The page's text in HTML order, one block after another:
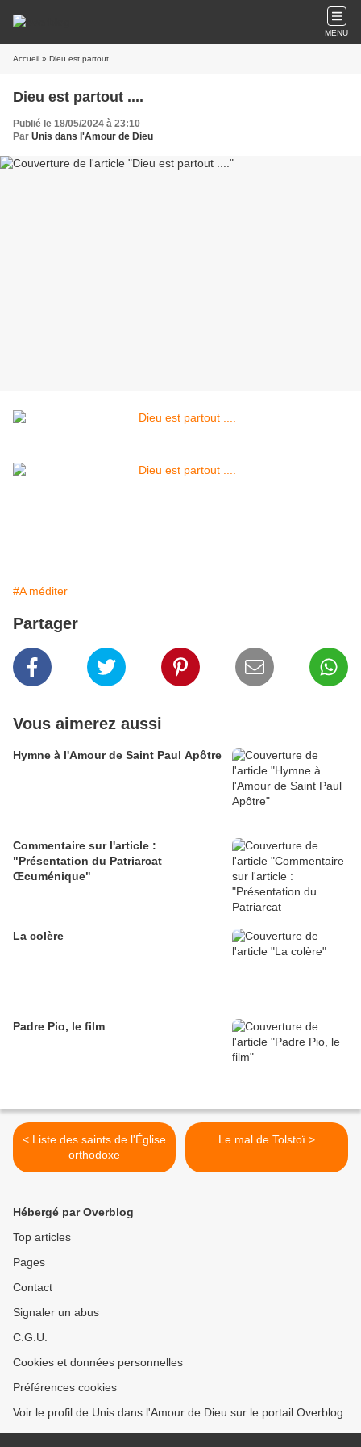
MENU
Accueil » Dieu est partout ....
Dieu est partout ....
Publié le 18/05/2024 à 23:10
Par Unis dans l'Amour de Dieu
#A méditer
Partager
Vous aimerez aussi
Hymne à l'Amour de Saint Paul Apôtre
Commentaire sur l'article :
"Présentation du Patriarcat
Œcuménique"
La colère
Padre Pio, le film
< Liste des saints de l'Église
orthodoxe
Le mal de Tolstoï >
Hébergé par Overblog
Top articles
Pages
Contact
Signaler un abus
C.G.U.
Cookies et données personnelles
Préférences cookies
Voir le profil de Unis dans l'Amour de Dieu sur le portail Overblog